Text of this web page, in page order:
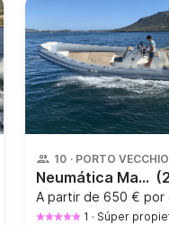
10 · PORTO VECCHIO
Neumática Master 750 225CV
A partir de 650 € por
1 · Súper